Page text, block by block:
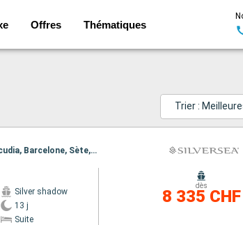
Offres Thématiques
Trier :
Itinéraire : Nice, Ajaccio, Alghero, Collioure, Palamos, Port Mahon, Ibiza, Alcudia, Barcelone, Sète, Saint Tropez
Silver shadow
13 j
Suite
dès
8 335 CHF